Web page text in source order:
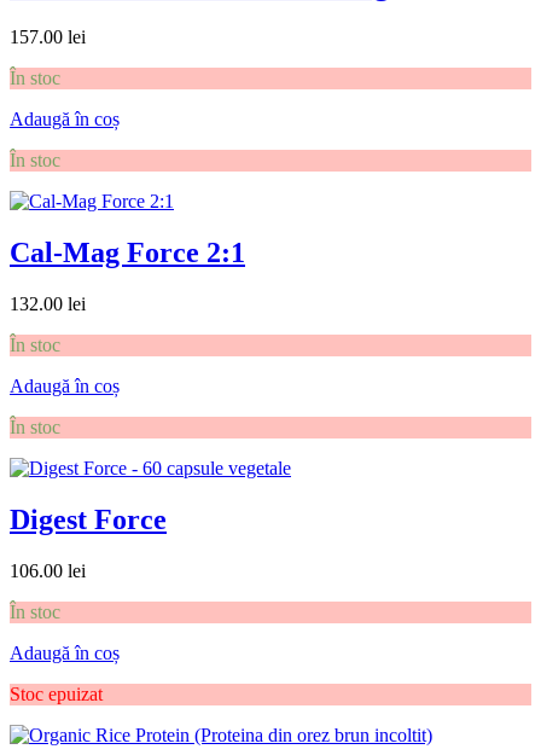
157.00 lei
În stoc
Adaugă în coș
În stoc
Cal-Mag Force 2:1
132.00 lei
În stoc
Adaugă în coș
În stoc
Digest Force
106.00 lei
În stoc
Adaugă în coș
Stoc epuizat